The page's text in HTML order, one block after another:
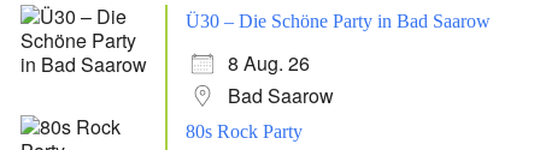
Ü30 – Die Schöne Party in Bad Saarow
8 Aug. 26
Bad Saarow
80s Rock Party